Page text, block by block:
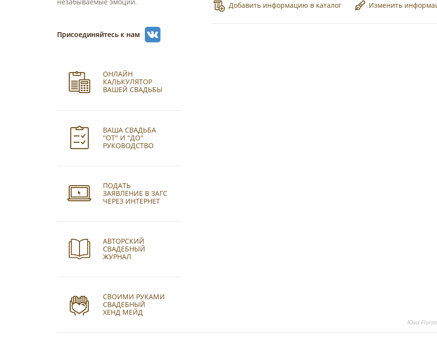
*
Добавить информацию в каталог Изменить
Юка
Присоединяйтесь к нам
ОНЛАЙН
КАЛЬКУЛЯТОР
ВАШЕЙ СВАДЬБЫ
ВАША СВАДЬБА
"ОТ" И "ДО"
РУКОВОДСТВО
ПОДАТЬ
ЗАЯВЛЕНИЕ В ЗАГС
ЧЕРЕЗ ИНТЕРНЕТ
АВТОРСКИЙ
СВАДЕБНЫЙ
ЖУРНАЛ
СВОИМИ РУКАМИ
СВАДЕБНЫЙ
ХЕНД МЕЙД